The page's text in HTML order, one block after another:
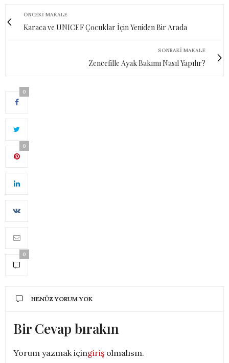
ÖNCEKI MAKALE
Karaca ve UNICEF Çocuklar İçin Yeniden Bir Arada
SONRAKI MAKALE
Zencefille Ayak Bakımı Nasıl Yapılır?
0
0
0
HENÜZ YORUM YOK
Bir Cevap bırakın
Yorum yazmak içingiriş olmalısın.